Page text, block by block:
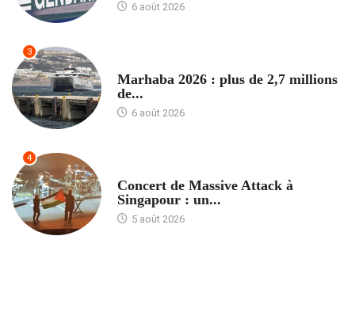
6 août 2026
3
Marhaba 2026 : plus de 2,7 millions
de...
6 août 2026
4
Concert de Massive Attack à
Singapour : un...
5 août 2026